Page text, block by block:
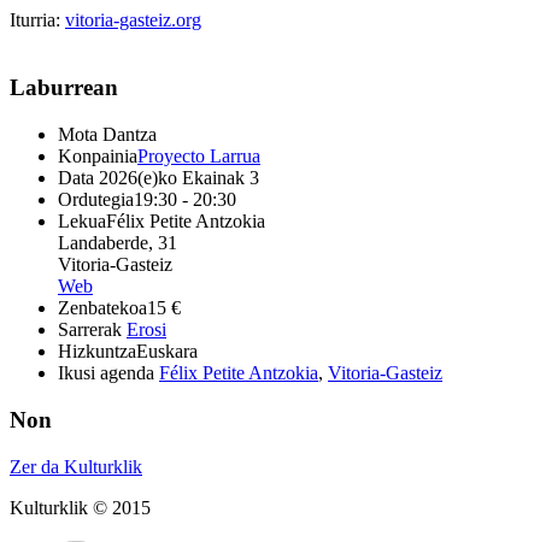
Iturria: vitoria-gasteiz.org
Laburrean
Mota Dantza
KonpainiaProyecto Larrua
Data 2026(e)ko Ekainak 3
Ordutegia19:30 - 20:30
LekuaFélix Petite Antzokia
Landaberde, 31
Vitoria-Gasteiz
Web
Zenbatekoa15 €
Sarrerak Erosi
HizkuntzaEuskara
Ikusi agenda Félix Petite Antzokia, Vitoria-Gasteiz
Non
Zer da Kulturklik
Kulturklik © 2015